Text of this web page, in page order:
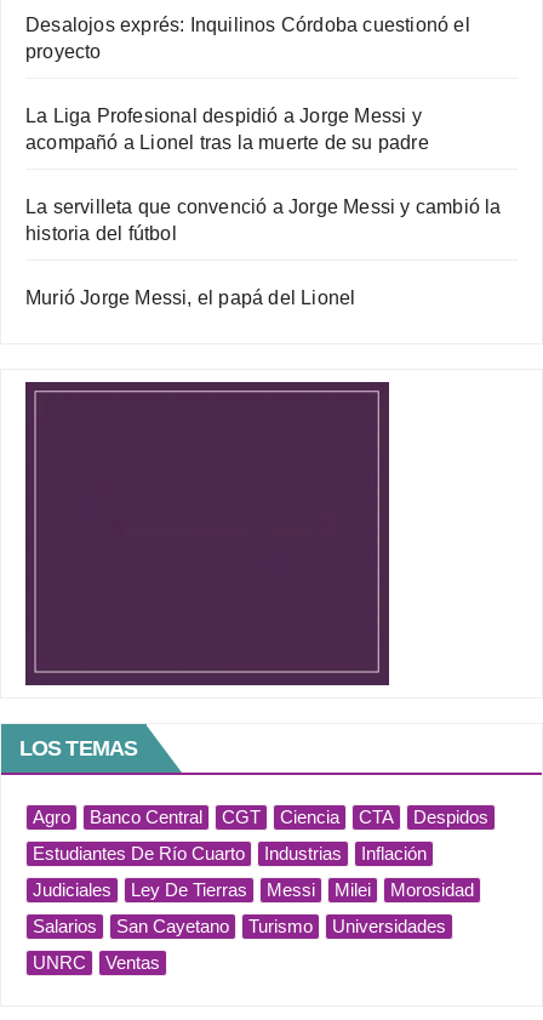
Desalojos exprés: Inquilinos Córdoba cuestionó el
proyecto
La Liga Profesional despidió a Jorge Messi y
acompañó a Lionel tras la muerte de su padre
La servilleta que convenció a Jorge Messi y cambió la
historia del fútbol
Murió Jorge Messi, el papá del Lionel
LOS TEMAS
Agro Banco Central CGT Ciencia CTA
Despidos
Estudiantes De Río Cuarto
Industrias
Inflación
Judiciales
Ley De Tierras Messi Milei
Morosidad
Salarios
San Cayetano Turismo
Universidades
UNRC
Ventas